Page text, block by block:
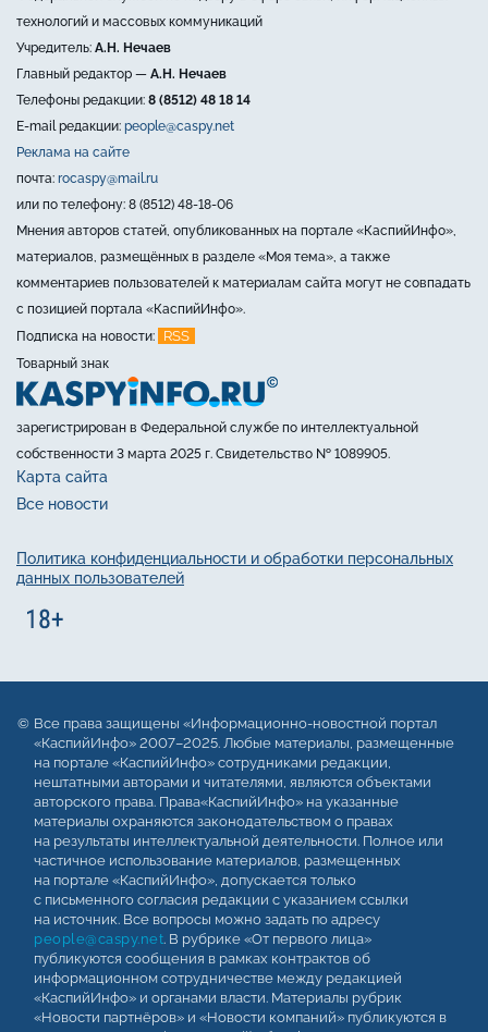
технологий и массовых коммуникаций
Учредитель: А.Н. Нечаев
Главный редактор — А.Н. Нечаев
Телефоны редакции: 8 (8512) 48 18 14
E-mail редакции: people@caspy.net
Реклама на сайте
почта: rocaspy@mail.ru
или по телефону: 8 (8512) 48-18-06
Мнения авторов статей, опубликованных на портале «КаспийИнфо»,
материалов, размещённых в разделе «Моя тема», а также
комментариев пользователей к материалам сайта могут не совпадать
с позицией портала «КаспийИнфо».
Подписка на новости:
RSS
Товарный знак
зарегистрирован в Федеральной службе по интеллектуальной
собственности 3 марта 2025 г. Свидетельство № 1089905.
Карта сайта
Все новости
Политика конфиденциальности и обработки персональных
данных пользователей
Все права защищены «Информационно-новостной портал
«КаспийИнфо» 2007–2025. Любые материалы, размещенные
на портале «КаспийИнфо» сотрудниками редакции,
нештатными авторами и читателями, являются объектами
авторского права. Права«КаспийИнфо» на указанные
материалы охраняются законодательством о правах
на результаты интеллектуальной деятельности. Полное или
частичное использование материалов, размещенных
на портале «КаспийИнфо», допускается только
с письменного согласия редакции с указанием ссылки
на источник. Все вопросы можно задать по адресу
people@caspy.net. В рубрике «От первого лица»
публикуются сообщения в рамках контрактов об
информационном сотрудничестве между редакцией
«КаспийИнфо» и органами власти. Материалы рубрик
«Новости партнёров» и «Новости компаний» публикуются в